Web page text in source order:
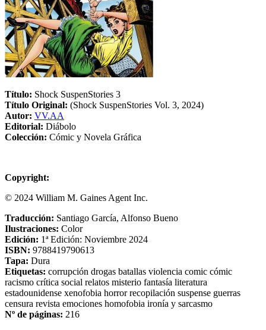
Título: Shock SuspenStories 3
Título Original: (Shock SuspenStories Vol. 3, 2024)
Autor: VV.AA
Editorial: Diábolo
Colección: Cómic y Novela Gráfica
Copyright:
© 2024 William M. Gaines Agent Inc.
Traducción: Santiago García, Alfonso Bueno
Ilustraciones: Color
Edición: 1ª Edición: Noviembre 2024
ISBN: 9788419790613
Tapa: Dura
Etiquetas: corrupción drogas batallas violencia comic cómic
racismo crítica social relatos misterio fantasía literatura
estadounidense xenofobia horrorrecopilación suspense guerras
censura revista emociones homofobia ironía y sarcasmo
Nº de páginas: 216